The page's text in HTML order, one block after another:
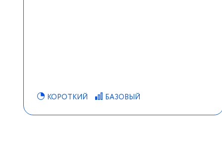
КОРОТКИЙ БАЗОВЫЙ